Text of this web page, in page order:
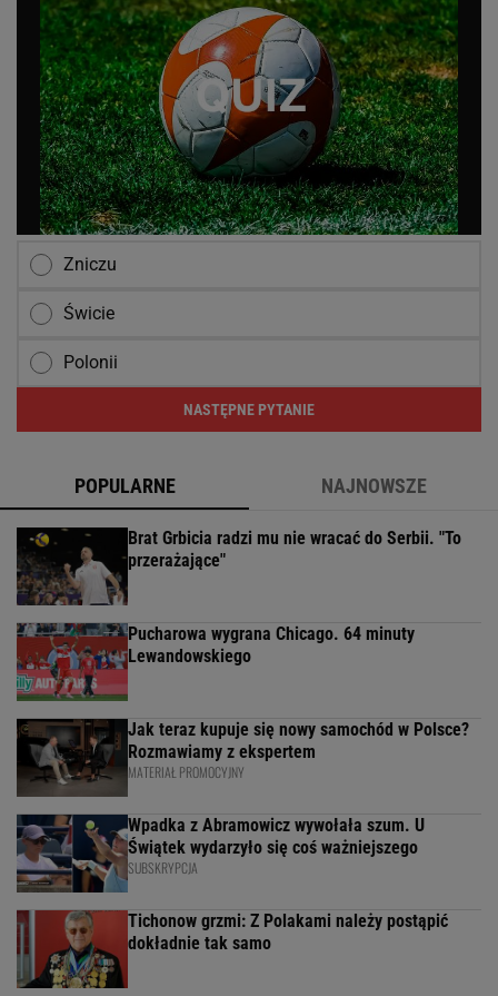
Zniczu
Świcie
Polonii
NASTĘPNE PYTANIE
POPULARNE NAJNOWSZE
Brat Grbicia radzi mu nie wracać do Serbii. "To
przerażające"
Pucharowa wygrana Chicago. 64 minuty
Lewandowskiego
Jak teraz kupuje się nowy samochód w Polsce?
Rozmawiamy z ekspertem
MATERIAŁ PROMOCYJNY
Wpadka z Abramowicz wywołała szum. U
Świątek wydarzyło się coś ważniejszego
SUBSKRYPCJA
Tichonow grzmi: Z Polakami należy postąpić
dokładnie tak samo